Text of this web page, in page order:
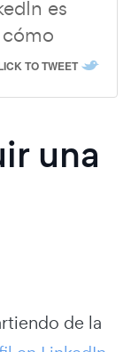
es
cómo
TO TWEET
una
de la